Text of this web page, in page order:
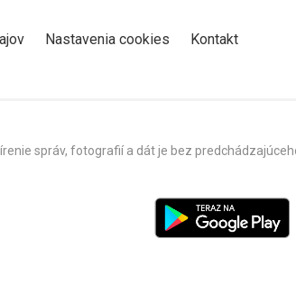
Nastavenia cookies Kontakt
správ, fotografií a dát je bez